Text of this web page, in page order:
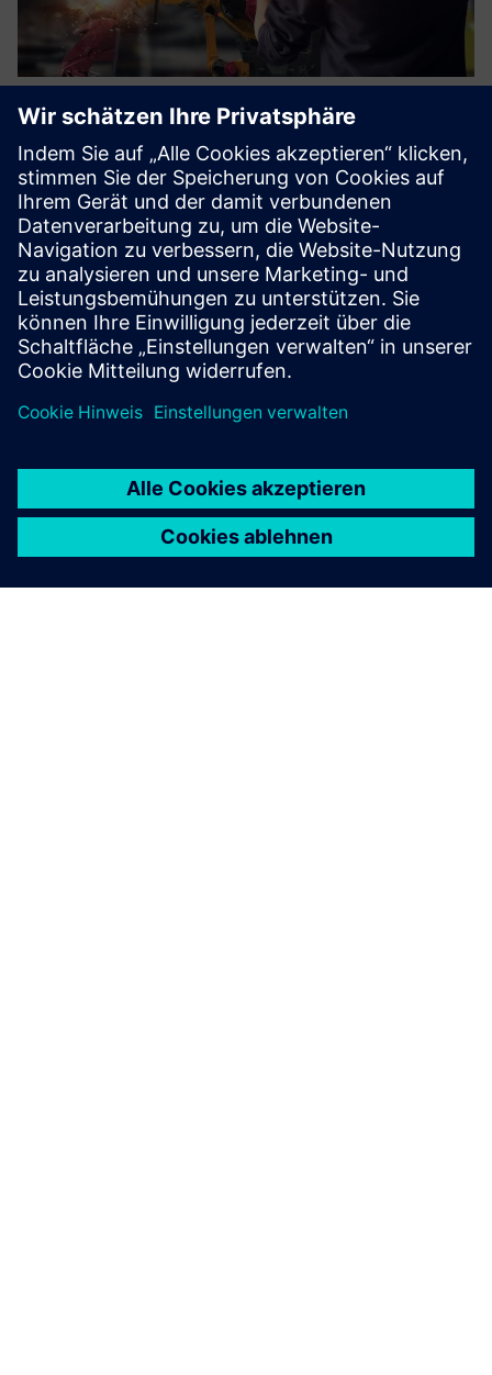
Real time machine monitoring for
SME
Ohne Echtzeitdaten laufen KMU Gefahr, blind zu fliegen.
Große Unternehmen verwenden teure Systeme — jetzt
können Sie das auch. Unsere Maschinenüberwachung gibt
Ihnen sofortige Einblicke, reduziert Ausfallzeiten und
steigert die Ef...
Mehr erfahren